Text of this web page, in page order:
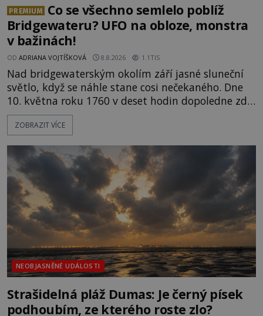
PREMIUM
Co se všechno semlelo poblíž
Bridgewateru? UFO na obloze, monstra
v bažinách!
OD ADRIANA VOJTÍŠKOVÁ 8.8.2026 1.1TIS
Nad bridgewaterským okolím září jasné sluneční
světlo, když se náhle stane cosi nečekaného. Dne
10. května roku 1760 v deset hodin dopoledne zde
dojde k vůbec prvnímu historicky doloženému
přeletu UFO. Podle záznamů vyzařuje takové
jen o nějaký optický klam, nebo se zde skutečně
právě vznáší mimozemská loď
ZOBRAZIT VÍCE
NEOBJASNĚNÉ UDÁLOSTI
Strašidelná pláž Dumas: Je černý písek
podhoubím, ze kterého roste zlo?